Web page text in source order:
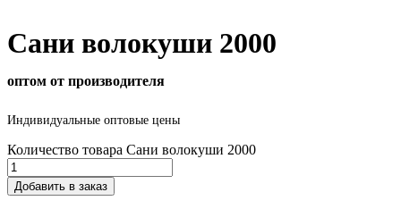
Сани волокуши 2000
оптом от производителя
Индивидуальные оптовые цены
Количество товара Сани волокуши 2000
Добавить в заказ